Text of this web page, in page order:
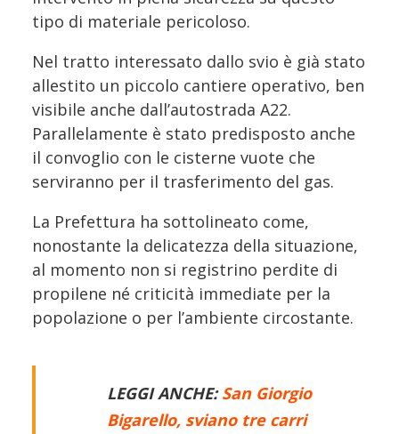
tipo di materiale pericoloso.
Nel tratto interessato dallo svio è già stato
allestito un piccolo cantiere operativo, ben
visibile anche dall’autostrada A22.
Parallelamente è stato predisposto anche
il convoglio con le cisterne vuote che
serviranno per il trasferimento del gas.
La Prefettura ha sottolineato come,
nonostante la delicatezza della situazione,
al momento non si registrino perdite di
propilene né criticità immediate per la
popolazione o per l’ambiente circostante.
LEGGI ANCHE:San Giorgio
Bigarello, sviano tre carri